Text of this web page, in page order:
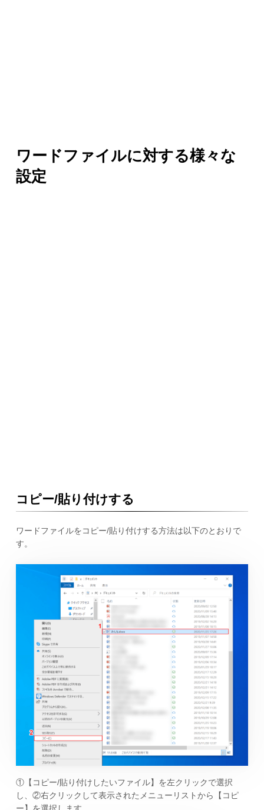
ワードファイルに対する様々な
設定
コピー/貼り付けする
ワードファイルをコピー/貼り付けする方法は以下のとおりで
す。
①【コピー/貼り付けしたいファイル】を左クリックで選択
し、②右クリックして表示されたメニューリストから【コピ